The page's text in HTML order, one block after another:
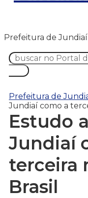
Prefeitura de
Prefeitura de
Jundiaí como a
Estudo
Jundiaí
terceira
Brasil